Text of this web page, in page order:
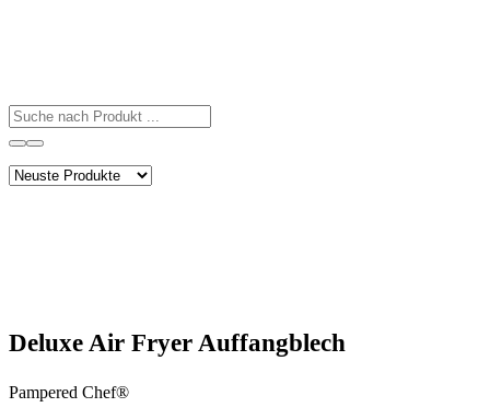
Deluxe Air Fryer Auffangblech
Pampered Chef®